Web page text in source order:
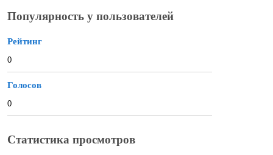
Популярность у пользователей
Рейтинг
0
Голосов
0
Статистика просмотров